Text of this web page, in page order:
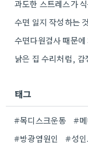
태그
#목디스크운동 #메
#방광염원인
#성